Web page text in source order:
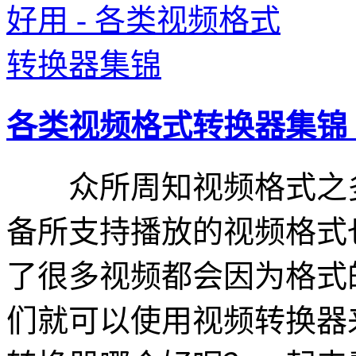
各类视频格式转换器集锦
众所周知视频格式之
备所支持播放的视频格
了很多视频都会因为格
们就可以使用视频转换